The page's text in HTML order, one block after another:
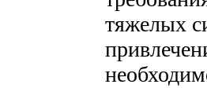
тяжелых